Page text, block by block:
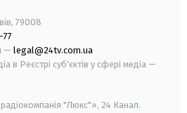
79008
— legal@24tv.com.ua
в Реєстрі суб'єктів у сфері медіа —
"Люкс"», 24 Канал.